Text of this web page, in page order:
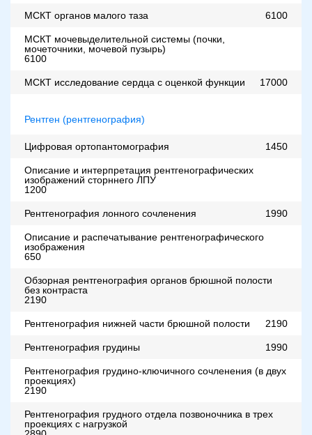
МСКТ органов малого таза 6100
МСКТ мочевыделительной системы (почки,
мочеточники, мочевой пузырь)
6100
МСКТ исследование сердца с оценкой функции 17000
Рентген (рентгенография)
Цифровая ортопантомография 1450
Описание и интерпретация рентгенографических
изображений сторннего ЛПУ
1200
Рентгенография лонного сочленения 1990
Описание и распечатывание рентгенографического
изображения
650
Обзорная рентгенография органов брюшной полости
без контраста
2190
Рентгенография нижней части брюшной полости 2190
Рентгенография грудины 1990
Рентгенография грудино-ключичного сочленения (в двух
проекциях)
2190
Рентгенография грудного отдела позвоночника в трех
проекциях с нагрузкой